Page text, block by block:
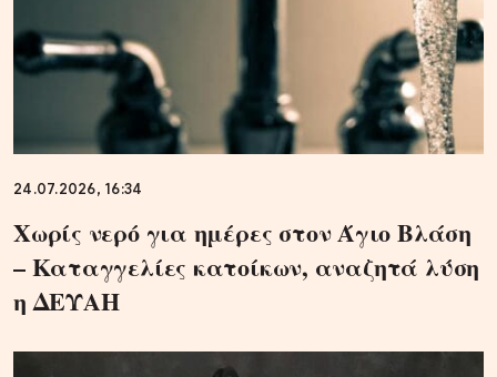
24.07.2026, 16:34
Χωρίς νερό για ημέρες στον Άγιο Βλάση
– Καταγγελίες κατοίκων, αναζητά λύση
η ΔΕΥΑΗ